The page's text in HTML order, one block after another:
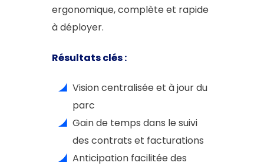
ergonomique, complète et rapide
à déployer.
Résultats clés :
Vision centralisée et à jour du
parc
Gain de temps dans le suivi
des contrats et facturations
Anticipation facilitée des